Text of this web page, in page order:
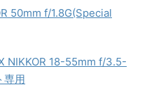
50mm f/1.8G(Special
NIKKOR 18-55mm f/3.5-
専用